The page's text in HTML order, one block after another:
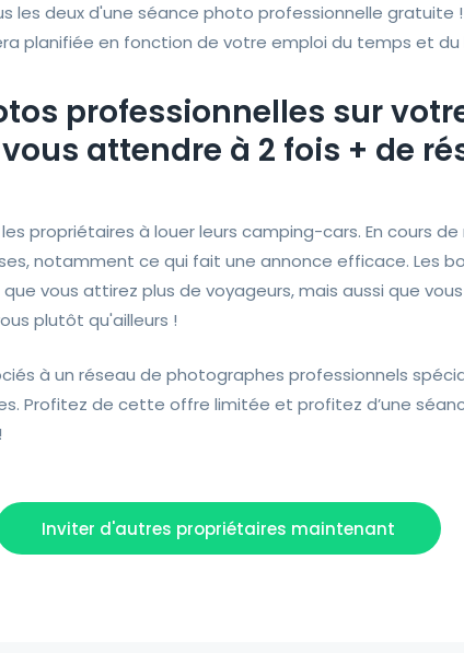
les deux d'une séance photo professionnelle gratuite !
planifiée en fonction de votre emploi du temps et du
professionnelles sur
attendre à 2 fois + de
les propriétaires à louer leurs camping-cars. En cours
notamment ce qui fait une annonce efficace. Les
vous attirez plus de voyageurs, mais aussi que
plutôt qu'ailleurs !
à un réseau de photographes professionnels
Profitez de cette offre limitée et profitez d’une
Inviter d'autres propriétaires maintenant